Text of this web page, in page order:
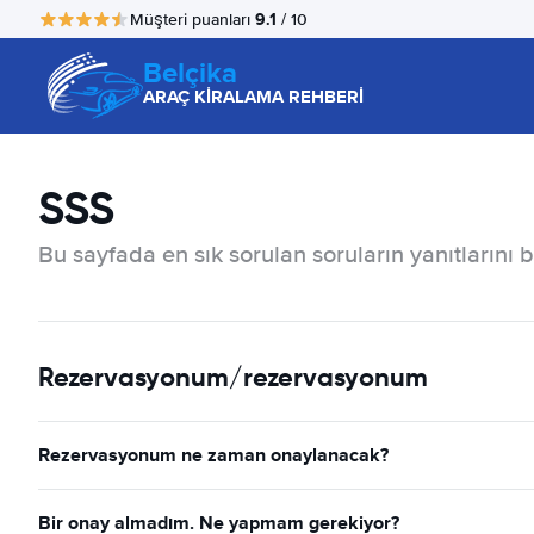
Müşteri puanları 9.1 / 10
Belçika
ARAÇ KİRALAMA REHBERİ
SSS
Bu sayfada en sık sorulan soruların yanıtlarını
Rezervasyonum/rezervasyonum
Rezervasyonum ne zaman onaylanacak?
Bir onay almadım. Ne yapmam gerekiyor?